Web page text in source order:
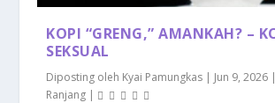
KOPI “GRENG,” AMANKAH? –
SEKSUAL
Diposting oleh Kyai Pamungkas | Jun 9, 2026 |
Ranjang |